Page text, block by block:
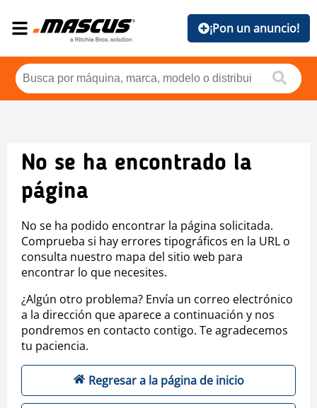
¡Pon un anuncio!
No se ha encontrado la
página
No se ha podido encontrar la página solicitada.
Comprueba si hay errores tipográficos en la URL o
consulta nuestro mapa del sitio web para
encontrar lo que necesites.
¿Algún otro problema? Envía un correo electrónico
a la dirección que aparece a continuación y nos
pondremos en contacto contigo. Te agradecemos
tu paciencia.
Regresar a la página de inicio